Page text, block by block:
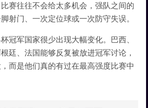
赛往往不会给太多机会，强队之间的
射门、一次定位球或一次防守失误。
冠军国家很少出现大幅变化。巴西、
廷、法国能够反复被放进冠军讨论，
而是他们真的有过在最高强度比赛中